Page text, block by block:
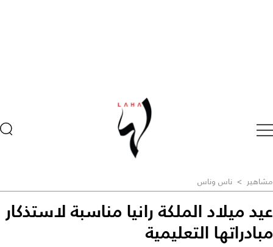
مشاهير > ناس وناس
عيد ميلاد الملكة رانيا مناسبة لاستذكار
مبادراتها التعليمية